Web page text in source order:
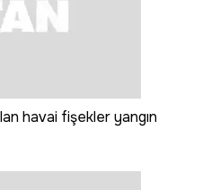
havai fişekler yangın